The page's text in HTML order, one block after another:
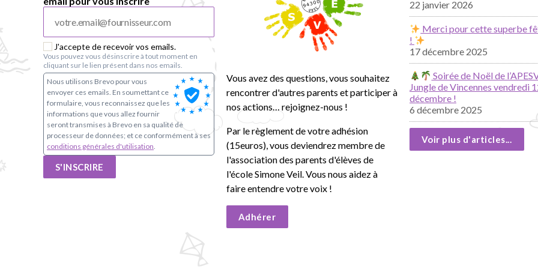
J'accepte de recevoir vos emails.
Vous pouvez vous désinscrire à tout moment en
cliquant sur le lien présent dans nos emails.
Nous utilisons Brevo pour vous
envoyer ces emails. En soumettant ce
formulaire, vous reconnaissez que les
informations que vous allez fournir
seront transmises à Brevo en sa qualité de
processeur de données; et ce conformément à ses
conditions générales d'utilisation.
S'INSCRIRE
Vous avez des questions, vous souhaitez
rencontrer d'autres parents et participer à
nos actions… rejoignez-nous !
Par le règlement de votre adhésion
(15euros), vous deviendrez membre de
l'association des parents d'élèves de
l'école Simone Veil. Vous nous aidez à
faire entendre votre voix !
Adhérer
22 janvier 2026
Merci pour cette superbe
!
17 décembre 2025
Soirée de Noël de
Jungle de Vincennes vendredi
décembre !
6 décembre 2025
Voir plus d'articles...